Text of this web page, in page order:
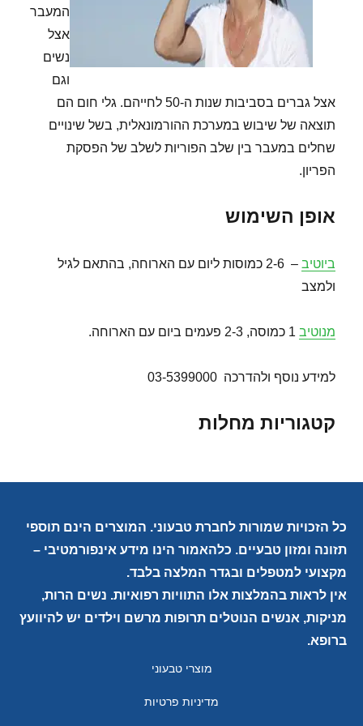
המעבר
אצל
נשים
וגם
אצל גברים בסביבות שנות ה-50 לחייהם. גלי חום הם
תוצאה של שיבוש במערכת ההורמונאלית, בשל שינויים
שחלים במעבר בין שלב הפוריות לשלב של הפסקת
הפריון.
אופן השימוש
ביוטיב
– 2-6 כמוסות ליום עם הארוחה, בהתאם לגיל
ולמצב
מנוטיב
למידע נוסף ולהדרכה 03-5399000
קטגוריות מחלות
כל הזכויות שמורות לחברת טבעוני. המוצרים הינם תוספי
תזונה ומזון טבעיים. כלהאמור הינו מידע אינפורמטיבי –
מקצועי למטפלים ובגדר המלצה בלבד.
אין לראות בהמלצות אלו התוויות רפואיות. נשים הרות,
מניקות, אנשים הנוטלים תרופות מרשם וילדים יש להיוועץ
ברופא.
מוצרי טבעוני
מדיניות פרטיות